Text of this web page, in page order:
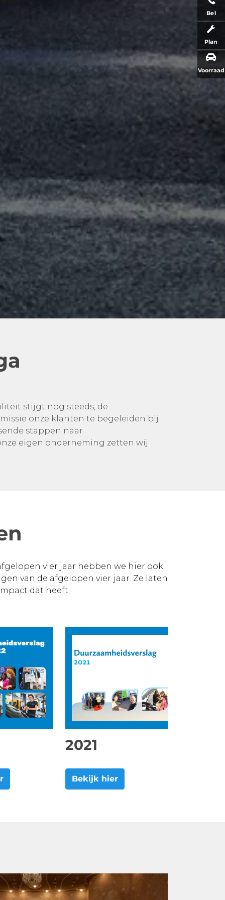
Bel
Plan
Voorraad
stijgt nog steeds, de
onze klanten te begeleiden bij
stappen naar
eigen onderneming zetten wij
vier jaar hebben we hier ook
van de afgelopen vier jaar. Ze laten
dat heeft.
2021
Bekijk hier